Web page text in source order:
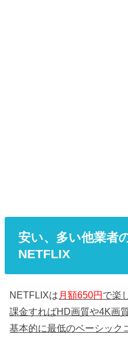
安い、多い他業者
NETFLIX
NETFLIXは 月額650円で楽
課金すればHD画質や4K画
基本的に最低のベーシック